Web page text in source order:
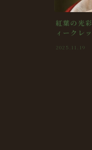
紅葉の光
ィークレ
2025.11.19